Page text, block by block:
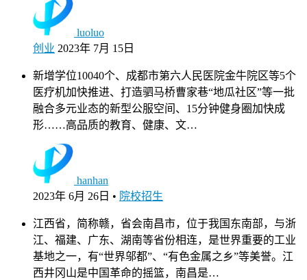
luoluo
创业 2023年 7月 15日
新增学位10040个、成都市第六人民医院金牛院区等5个
医疗机加快推进、打造驷马桥曹家巷“地瓜社区”等一批
融合多元业态的新型公服空间、15分钟健身圈加快成
形……高品质的教育、健康、文…
hanhan
2023年 6月 26日 • 院校招生
江西省，简称赣，省会南昌市，位于我国东南部，与浙
江、福建、广东、湖南等省份相连，是世界重要的工业
基地之一，有“世界邬都”、“有色金属之乡”等美誉。江
西井冈山是中国革命的摇篮，南昌是…